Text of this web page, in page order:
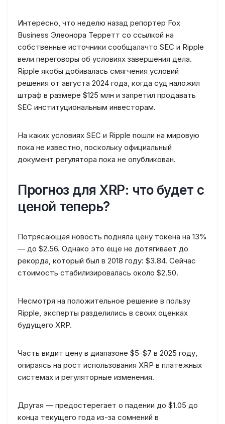
Интересно, что неделю назад репортер Fox
Business Элеонора Терретт со ссылкой на
собственные источники сообщалачто SEC и Ripple
вели переговоры об условиях завершения дела.
Ripple якобы добивалась смягчения условий
решения от августа 2024 года, когда суд наложил
штраф в размере $125 млн и запретил продавать
SEC институциональным инвесторам.
На каких условиях SEC и Ripple пошли на мировую
пока не известно, поскольку официальный
документ регулятора пока не опубликован.
Прогноз для XRP: что будет с
ценой теперь?
Потрясающая новость подняла цену токена на 13%
— до $2.56. Однако это еще не дотягивает до
рекорда, который был в 2018 году: $3.84. Сейчас
стоимость стабилизировалась около $2.50.
Несмотря на положительное решение в пользу
Ripple, эксперты разделились в своих оценках
будущего XRP.
Часть видит цену в диапазоне $5-$7 в 2025 году,
опираясь на рост использования XRP в платежных
системах и регуляторные изменения.
Другая — предостерегает о падении до $1.05 до
конца текущего года из-за сомнений в